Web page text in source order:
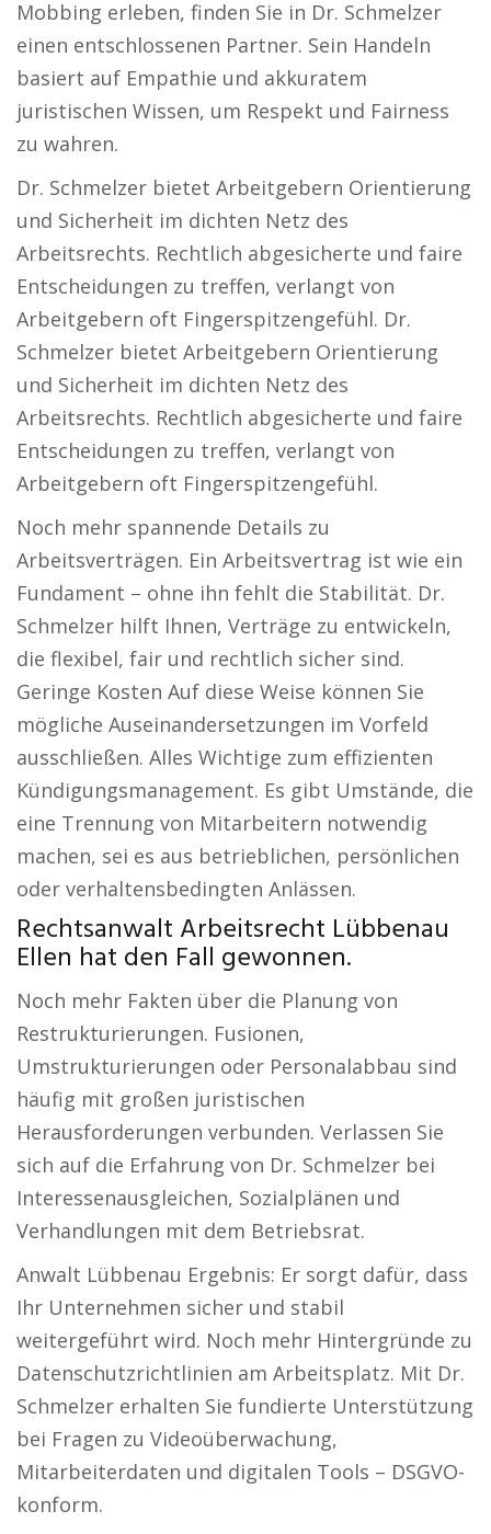
Mobbing erleben, finden Sie in Dr. Schmelzer
einen entschlossenen Partner. Sein Handeln
basiert auf Empathie und akkuratem
juristischen Wissen, um Respekt und Fairness
zu wahren.
Dr. Schmelzer bietet Arbeitgebern Orientierung
und Sicherheit im dichten Netz des
Arbeitsrechts. Rechtlich abgesicherte und faire
Entscheidungen zu treffen, verlangt von
Arbeitgebern oft Fingerspitzengefühl. Dr.
Schmelzer bietet Arbeitgebern Orientierung
und Sicherheit im dichten Netz des
Arbeitsrechts. Rechtlich abgesicherte und faire
Entscheidungen zu treffen, verlangt von
Arbeitgebern oft Fingerspitzengefühl.
Noch mehr spannende Details zu
Arbeitsverträgen. Ein Arbeitsvertrag ist wie ein
Fundament – ohne ihn fehlt die Stabilität. Dr.
Schmelzer hilft Ihnen, Verträge zu entwickeln,
die flexibel, fair und rechtlich sicher sind.
Geringe Kosten Auf diese Weise können Sie
mögliche Auseinandersetzungen im Vorfeld
ausschließen. Alles Wichtige zum effizienten
Kündigungsmanagement. Es gibt Umstände, die
eine Trennung von Mitarbeitern notwendig
machen, sei es aus betrieblichen, persönlichen
oder verhaltensbedingten Anlässen.
Rechtsanwalt Arbeitsrecht Lübbenau
Ellen hat den Fall gewonnen.
Noch mehr Fakten über die Planung von
Restrukturierungen. Fusionen,
Umstrukturierungen oder Personalabbau sind
häufig mit großen juristischen
Herausforderungen verbunden. Verlassen Sie
sich auf die Erfahrung von Dr. Schmelzer bei
Interessenausgleichen, Sozialplänen und
Verhandlungen mit dem Betriebsrat.
Anwalt Lübbenau Ergebnis: Er sorgt dafür, dass
Ihr Unternehmen sicher und stabil
weitergeführt wird. Noch mehr Hintergründe zu
Datenschutzrichtlinien am Arbeitsplatz. Mit Dr.
Schmelzer erhalten Sie fundierte Unterstützung
bei Fragen zu Videoüberwachung,
Mitarbeiterdaten und digitalen Tools – DSGVO-
konform.